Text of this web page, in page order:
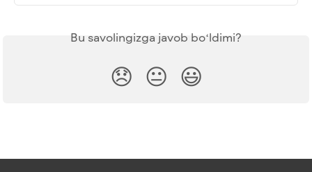
Bu savolingizga javob boʻldimi?
😞 😐 😃